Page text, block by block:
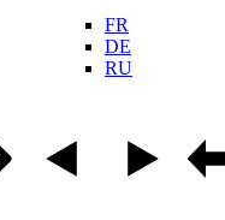
FR
DE
RU